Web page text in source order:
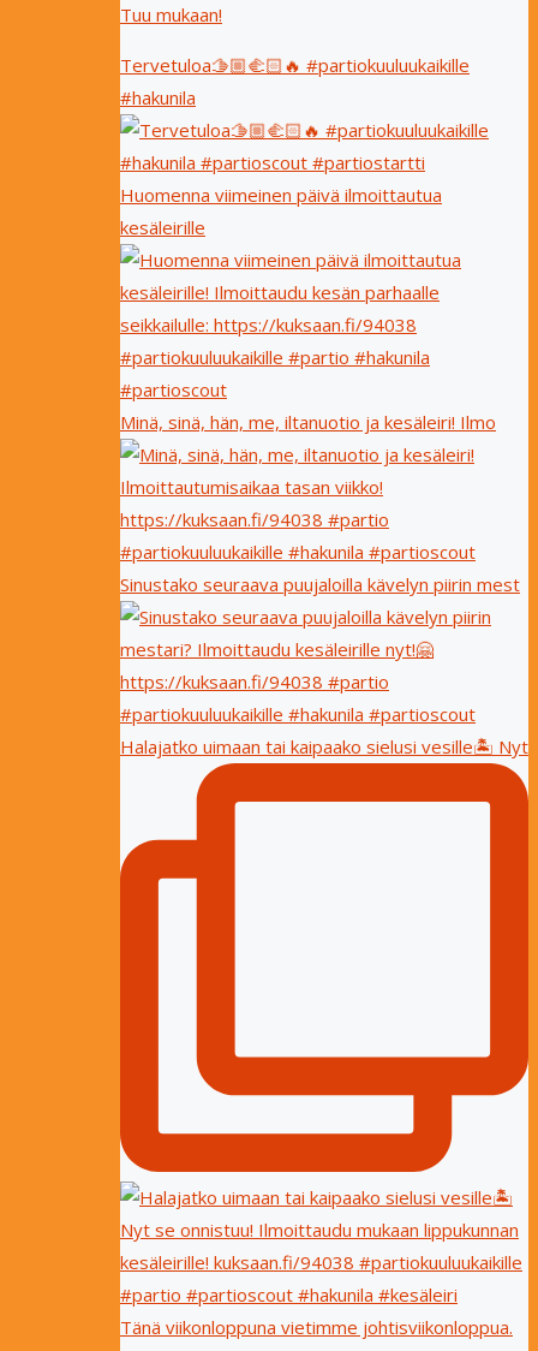
Tuu mukaan!
Tervetuloa🫱🏼‍🫲🏻🔥 #partiokuuluukaikille
#hakunila
Huomenna viimeinen päivä ilmoittautua
kesäleirille
Minä, sinä, hän, me, iltanuotio ja kesäleiri! Ilmo
Sinustako seuraava puujaloilla kävelyn piirin mest
Halajatko uimaan tai kaipaako sielusi vesille🏝 Nyt
Tänä viikonloppuna vietimme johtisviikonloppua.